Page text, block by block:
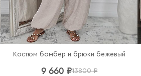
Костюм бомбер и брюки бежевый
9 660 ₽13800 ₽